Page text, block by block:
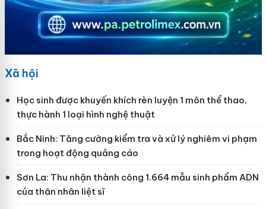
Xã hội
Học sinh được khuyến khích rèn luyện 1 môn thể thao,
thực hành 1 loại hình nghệ thuật
Bắc Ninh: Tăng cường kiểm tra và xử lý nghiêm vi phạm
trong hoạt động quảng cáo
Sơn La: Thu nhận thành công 1.664 mẫu sinh phẩm ADN
của thân nhân liệt sĩ